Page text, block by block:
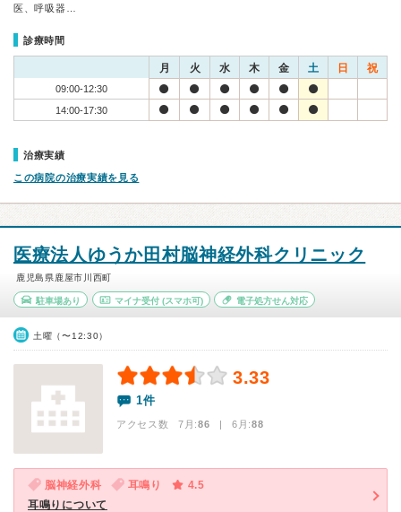
医、呼吸器…
診療時間
月 火 水 木 金 土 日 祝
09:00-12:30
14:00-17:30
治療実績
この病院の治療実績を見る
医療法人ゆうか田村脳神経外科クリニック
鹿児島県鹿屋市川西町
駐車場あり マイナ受付(スマホ可) 電子処方せん対応
土曜（〜12:30）
3.33
1件
アクセス数 7月:86 | 6月:88
脳神経外科 耳鳴り
4.5
耳鳴りについて